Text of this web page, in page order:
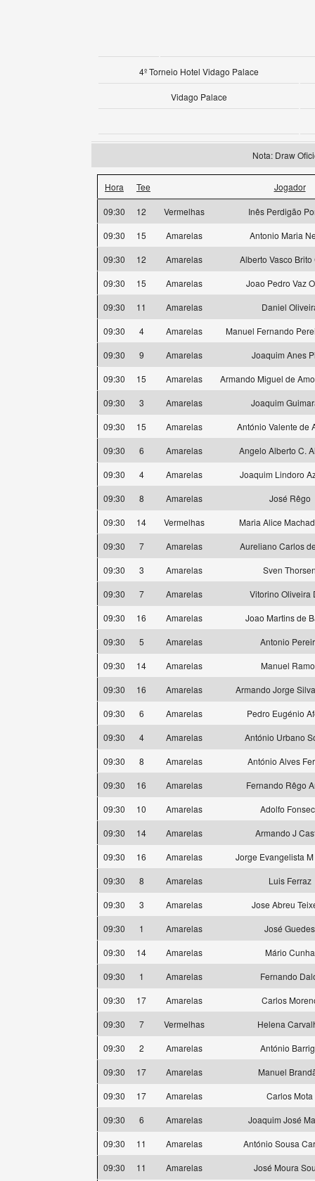
4º Torneio Hotel Vidago Palace
Vidago Palace
Nota: Draw
Hora Tee Jogador
09:30 12 Vermelhas
Inês Perdigão
09:30
15 Amarelas
Antonio Maria
09:30
12 Amarelas
Alberto Vasco Brito
09:30
15 Amarelas
Joao Pedro Vaz
09:30
11 Amarelas
Daniel
09:30
4 Amarelas
Manuel Fernando
09:30
9 Amarelas
Joaquim Anes
09:30
15 Amarelas
Armando Miguel de
09:30
3 Amarelas
Joaquim
09:30
15 Amarelas
António Valente de
09:30
6 Amarelas
Angelo Alberto C.
09:30
4 Amarelas
Joaquim Lindoro
09:30
8 Amarelas
José Rêgo
09:30
14 Vermelhas
Maria Alice
09:30
7 Amarelas
Aureliano Carlos
09:30
3 Amarelas
Sven
09:30
7 Amarelas
Vitorino Oliveira
09:30
16 Amarelas
Joao Martins de
09:30
5 Amarelas
Antonio
09:30
14 Amarelas
Manuel
09:30
16 Amarelas
Armando Jorge
09:30
6 Amarelas
Pedro Eugénio
09:30
4 Amarelas
António Urbano
09:30
8 Amarelas
António Alves
09:30
16 Amarelas
Fernando Rêgo
09:30
10 Amarelas
Adolfo
09:30
14 Amarelas
Armando J
09:30
16 Amarelas
Jorge Evangelista
09:30
8 Amarelas
Luis Ferraz
09:30
3 Amarelas
Jose Abreu
09:30
1 Amarelas
José Guedes
09:30
14 Amarelas
Mário Cunha
09:30
1 Amarelas
Fernando
09:30
17 Amarelas
Carlos
09:30
7 Vermelhas
Helena
09:30
2 Amarelas
António
09:30
17 Amarelas
Manuel
09:30
17 Amarelas
Carlos Mota
09:30
6 Amarelas
Joaquim José
09:30
11 Amarelas
António Sousa
09:30
11 Amarelas
José Moura